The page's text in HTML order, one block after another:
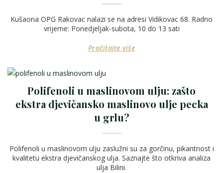
Kušaona OPG Rakovac nalazi se na adresi Vidikovac 68. Radno
vrijeme: Ponedjeljak-subota, 10 do 13 sati
Pročitajte više
Polifenoli u maslinovom ulju: zašto
ekstra djevičansko maslinovo ulje pecka
u grlu?
Polifenoli u maslinovom ulju zaslužni su za gorčinu, pikantnost i
kvalitetu ekstra djevičanskog ulja. Saznajte što otkriva analiza
ulja Bilini.